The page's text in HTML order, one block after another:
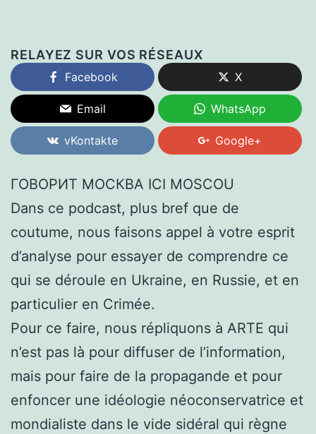
RELAYEZ SUR VOS RÉSEAUX
Facebook X
Email WhatsApp
vKontakte Google+
ГОВОРИТ МОСКВА ICI MOSCOU
Dans ce podcast, plus bref que de
coutume, nous faisons appel à votre esprit
d’analyse pour essayer de comprendre ce
qui se déroule en Ukraine, en Russie, et en
particulier en Crimée.
Pour ce faire, nous répliquons à ARTE qui
n’est pas là pour diffuser de l’information,
mais pour faire de la propagande et pour
enfoncer une idéologie néoconservatrice et
mondialiste dans le vide sidéral qui règne